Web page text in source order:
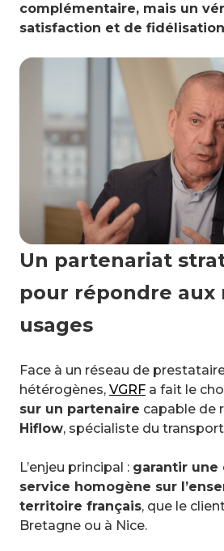
complémentaire, mais un
satisfaction et de
Un partenariat
pour répondre aux
usages
Face à un réseau de
hétérogènes, VGRF a fait le
sur un partenaire capable de
Hiflow, spécialiste du
L’enjeu principal : garantir une
service homogène sur
territoire français, que le
Bretagne ou à Nice.